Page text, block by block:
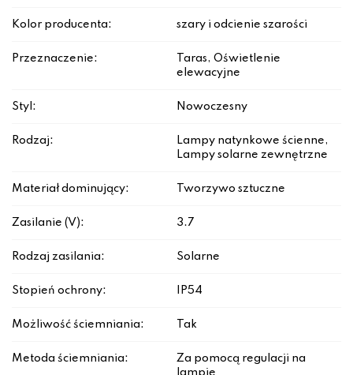
Kolor producenta: szary i odcienie szarości
Przeznaczenie:
Taras, Oświetlenie
elewacyjne
Styl: Nowoczesny
Rodzaj:
Lampy natynkowe ścienne,
Lampy solarne zewnętrzne
Materiał dominujący: Tworzywo sztuczne
Zasilanie (V): 3.7
Rodzaj zasilania: Solarne
Stopień ochrony: IP54
Możliwość ściemniania: Tak
Metoda ściemniania:
Za pomocą regulacji na